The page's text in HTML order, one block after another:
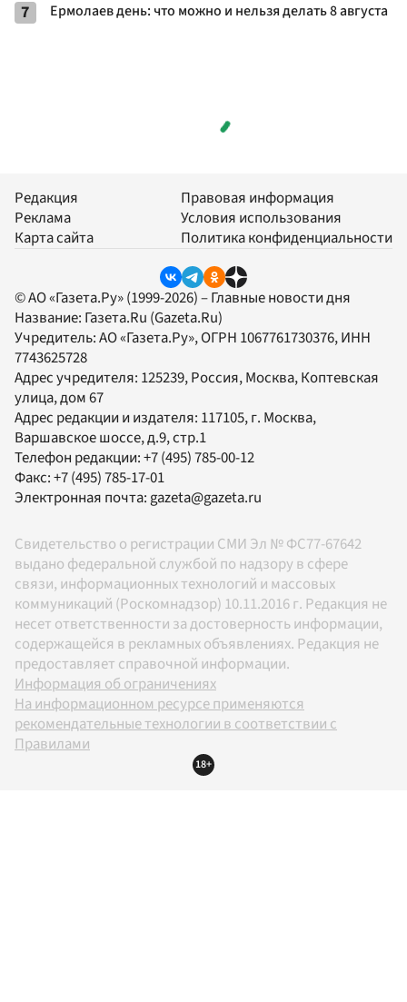
7 Ермолаев день: что можно и нельзя делать 8 августа
Редакция
Реклама
Карта сайта
Правовая информация
Условия использования
Политика конфиденциальности
© АО «Газета.Ру» (1999-2026) – Главные новости дня
Название: Газета.Ru (Gazeta.Ru)
Учредитель:АО «Газета.Ру», ОГРН 1067761730376, ИНН
7743625728
Адрес учредителя: 125239, Россия, Москва, Коптевская
улица, дом 67
Адрес редакции и издателя: 117105, г. Москва,
Варшавское шоссе, д.9, стр.1
Телефон редакции:+7 (495) 785-00-12
Факс:+7 (495) 785-17-01
Электронная почта: gazeta@gazeta.ru
Свидетельство о регистрации СМИ Эл № ФС77-67642
выдано федеральной службой по надзору в сфере
связи, информационных технологий и массовых
коммуникаций (Роскомнадзор) 10.11.2016 г. Редакция не
несет ответственности за достоверность информации,
содержащейся в рекламных объявлениях. Редакция не
предоставляет справочной информации.
Информация об ограничениях
На информационном ресурсе применяются
рекомендательные технологии в соответствии с
Правилами
18+